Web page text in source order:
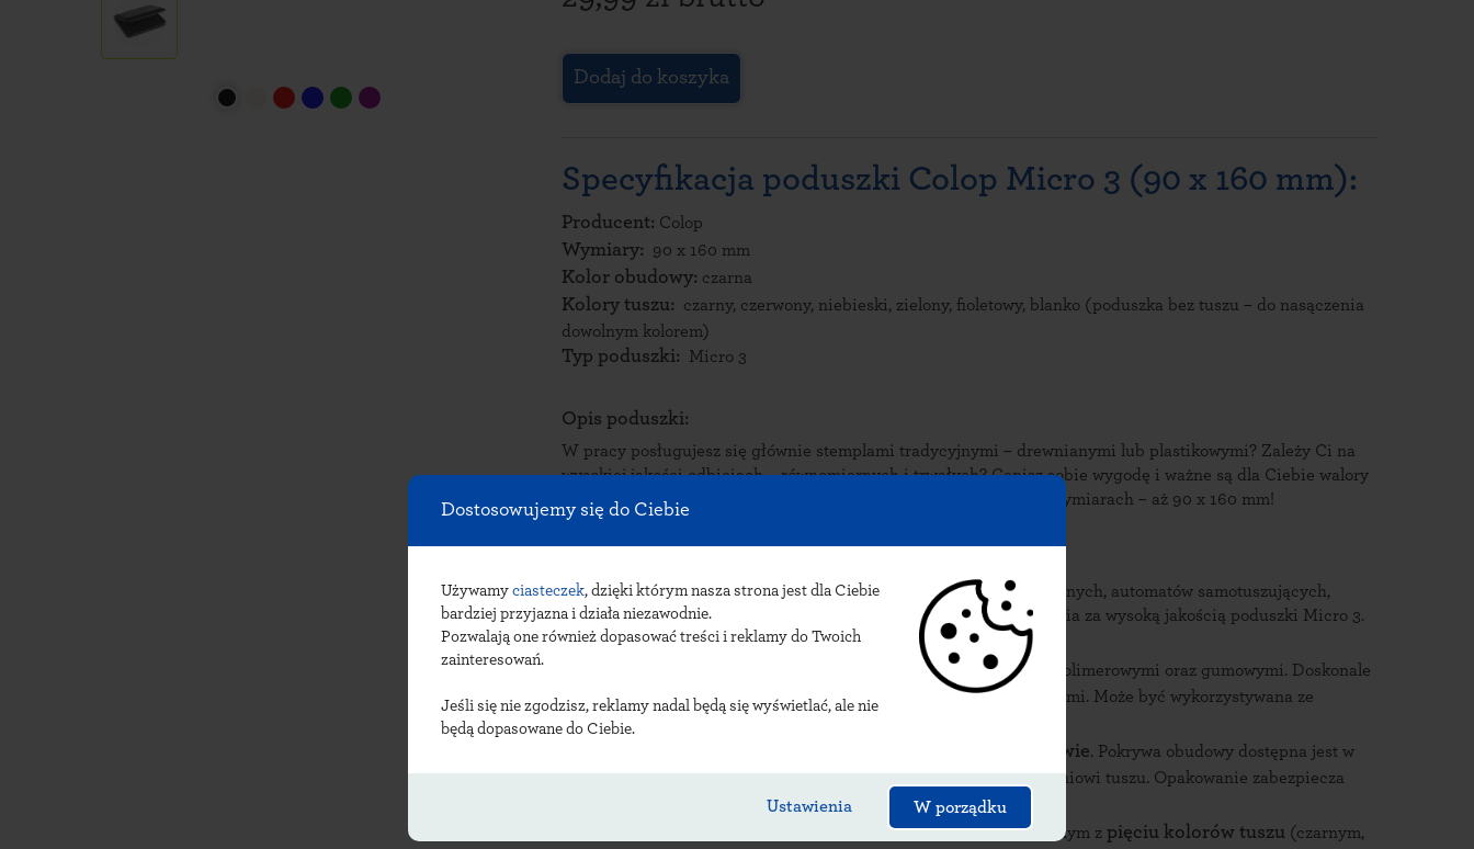
Dostosowujemy się do Ciebie
Używamy ciasteczek, dzięki którym nasza strona jest dla Ciebie
bardziej przyjazna i działa niezawodnie.
Pozwalają one również dopasować treści i reklamy do Twoich
zainteresowań.
Jeśli się nie zgodzisz, reklamy nadal będą się wyświetlać, ale nie
będą dopasowane do Ciebie.
Ustawienia W porządku
Dodaj do koszyka
Specyfikacja poduszki Colop Micro 3 (90 x 160 mm):
Producent: Colop
Wymiary: 90 x 160 mm
Kolor obudowy: czarna
Kolory tuszu: czarny, czerwony, niebieski, zielony, fioletowy, blanko (poduszka bez tuszu – do nasączenia
dowolnym kolorem)
Typ poduszki: Micro 3
Opis poduszki:
W pracy posługujesz się głównie stemplami tradycyjnymi – drewnianymi lub plastikowymi? Zależy Ci na
wysokiej jakości odbiciach – równomiernych i trwałych? Cenisz sobie wygodę i ważne są dla Ciebie walory
ekologiczne? Postaw na poduszkę Micro 3 marki Colop o dużych wymiarach – aż 90 x 160 mm!
Poduszka pochodzi od renomowanego producenta stempli tradycyjnych, automatów samotuszujących,
tuszów i poduszek tuszujących – firmy Colop. Już ten fakt przemawia za wysoką jakością poduszki Micro 3.
Oto najważniejsze cechy poduszki:
Może być wykorzystywana ze stemplami tradycyjnymi
– polimerowymi oraz gumowymi. Doskonale
współpracuje zarówno z pieczątkami plastikowymi, jak i drewnianymi. Może być wykorzystywana ze
stemplami okrągłymi, owalnymi, kwadratowymi czy prostokątnymi.
trwałej obudowie. Pokrywa obudowy dostępna jest w
kolorze czarnym, natomiast spód w kolorze odpowiadającym odcieniowi tuszu. Opakowanie zabezpiecza
- Poduszkę Micro 3 możesz zamówić nasączoną elektronicznie jednym z pięciu kolorów tuszu (czarnym,